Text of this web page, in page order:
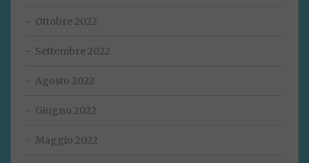
Ottobre 2022
Settembre 2022
Agosto 2022
Giugno 2022
Maggio 2022